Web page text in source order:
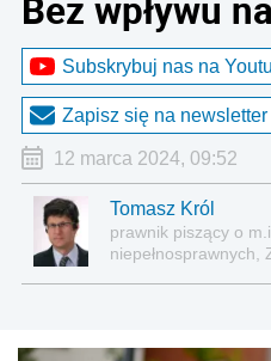
Subskrybuj nas na
Zapisz się na newsletter
12 marca 2024, 09:52
Tomasz Król
prawnik piszący o
niepełnosprawnych,